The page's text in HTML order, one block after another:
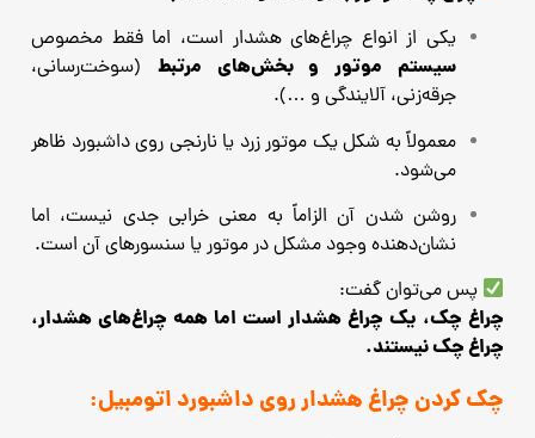
یکی از انواع چراغ‌های هشدار است، اما فقط مخصوص
سیستم موتور و بخش‌های مرتبط (سوخت‌رسانی،
جرقه‌زنی، آلایندگی و …).
معمولاً به شکل یک موتور زرد یا نارنجی روی داشبورد ظاهر
می‌شود.
روشن شدن آن الزاماً به معنی خرابی جدی نیست، اما
نشان‌دهنده وجود مشکل در موتور یا سنسورهای آن است.
پس می‌توان گفت:
چراغ چک، یک چراغ هشدار است اما همه چراغ‌های هشدار،
چراغ چک نیستند.
چک کردن چراغ هشدار روی داشبورد اتومبیل: